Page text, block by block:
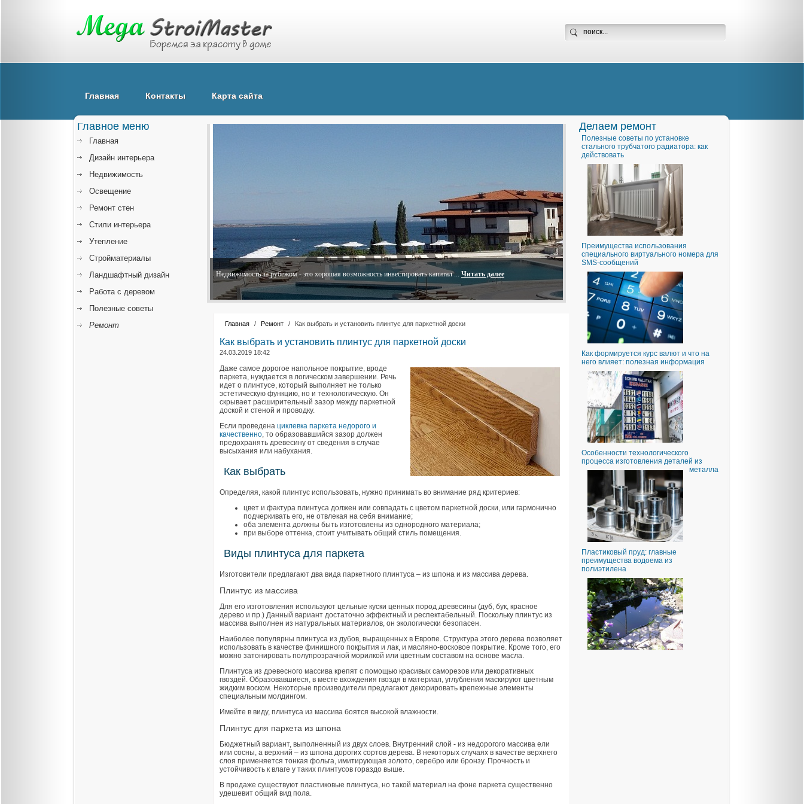
Главная Контакты Карта сайта
Недвижимость за рубежом - это хорошая возможность инвестировать капитал ... Читать далее
Главная / Ремонт / Как выбрать и установить плинтус для паркетной доски
Как выбрать и установить плинтус для паркетной доски
24.03.2019 18:42
Даже самое дорогое напольное покрытие, вроде
паркета, нуждается в логическом завершении. Речь
идет о плинтусе, который выполняет не только
эстетическую функцию, но и технологическую. Он
скрывает расширительный зазор между паркетной
доской и стеной и проводку.
Если проведена циклевка паркета недорого и
качественно, то образовавшийся зазор должен
предохранять древесину от сведения в случае
высыхания или набухания.
Как выбрать
Определяя, какой плинтус использовать, нужно принимать во внимание ряд критериев:
цвет и фактура плинтуса должен или совпадать с цветом паркетной доски, или гармонично
подчеркивать его, не отвлекая на себя внимание;
оба элемента должны быть изготовлены из однородного материала;
при выборе оттенка, стоит учитывать общий стиль помещения.
Виды плинтуса для паркета
Изготовители предлагают два вида паркетного плинтуса – из шпона и из массива дерева.
Плинтус из массива
Для его изготовления используют цельные куски ценных пород древесины (дуб, бук, красное
дерево и пр.) Данный вариант достаточно эффектный и респектабельный. Поскольку плинтус из
массива выполнен из натуральных материалов, он экологически безопасен.
Наиболее популярны плинтуса из дубов, выращенных в Европе. Структура этого дерева позволяет
использовать в качестве финишного покрытия и лак, и масляно-восковое покрытие. Кроме того, его
можно затонировать полупрозрачной морилкой или цветным составом на основе масла.
Плинтуса из древесного массива крепят с помощью красивых саморезов или декоративных
гвоздей. Образовавшиеся, в месте вхождения гвоздя в материал, углубления маскируют цветным
жидким воском. Некоторые производители предлагают декорировать крепежные элементы
специальным молдингом.
Имейте в виду, плинтуса из массива боятся высокой влажности.
Плинтус для паркета из шпона
Бюджетный вариант, выполненный из двух слоев. Внутренний слой - из недорогого массива ели
или сосны, а верхний – из шпона дорогих сортов дерева. В некоторых случаях в качестве верхнего
слоя применяется тонкая фольга, имитирующая золото, серебро или бронзу. Прочность и
устойчивость к влаге у таких плинтусов гораздо выше.
В продаже существуют пластиковые плинтуса, но такой материал на фоне паркета существенно
удешевит общий вид пола.
Главное меню
Главная
Дизайн интерьера
Недвижимость
Освещение
Ремонт стен
Стили интерьера
Утепление
Стройматериалы
Ландшафтный дизайн
Работа с деревом
Полезные советы
Ремонт
Делаем ремонт
Полезные советы по установке
стального трубчатого радиатора: как
действовать
Преимущества использования
специального виртуального номера для
SMS-сообщений
Как формируется курс валют и что на
него влияет: полезная информация
Особенности технологического
процесса изготовления деталей из
металла
Пластиковый пруд: главные
преимущества водоема из
полиэтилена